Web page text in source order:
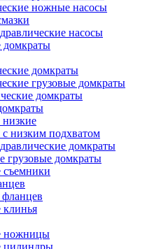
ножные насосы
насосы
домкраты
домкраты
грузовые домкраты
домкраты
низким подхватом
домкраты
грузовые домкраты
съемники
клинья
ножницы
цилиндры